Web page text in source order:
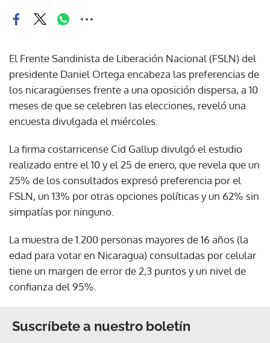
El Frente Sandinista de Liberación Nacional (FSLN) del
presidente Daniel Ortega encabeza las preferencias de
los nicaragüenses frente a una oposición dispersa, a 10
meses de que se celebren las elecciones, reveló una
encuesta divulgada el miércoles.
La firma costarricense Cid Gallup divulgó el estudio
realizado entre el 10 y el 25 de enero, que revela que un
25% de los consultados expresó preferencia por el
FSLN, un 13% por otras opciones políticas y un 62% sin
simpatías por ninguno.
La muestra de 1.200 personas mayores de 16 años (la
edad para votar en Nicaragua) consultadas por celular
tiene un margen de error de 2,3 puntos y un nivel de
confianza del 95%.
Suscríbete a nuestro boletín